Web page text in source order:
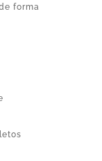
forma